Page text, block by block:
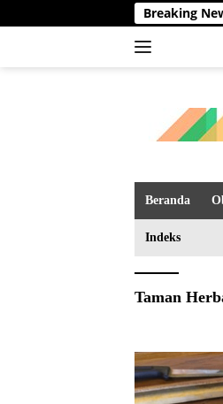
ke
Breaking
Beranda
Indeks
Taman